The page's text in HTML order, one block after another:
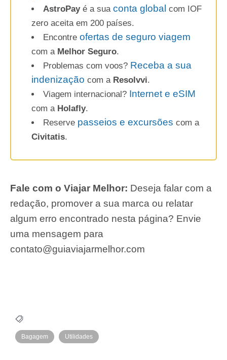
AstroPayé a sua conta global com IOF
zero aceita em 200 países.
Encontre ofertas de seguro viagem
com a Melhor Seguro.
Problemas com voos? Receba a sua
indenização com a Resolvvi.
Viagem internacional? Internet e eSIM
com a Holafly.
Reserve passeios e excursões com a
Civitatis.
Fale com o Viajar Melhor: Deseja falar com a
redação, promover a sua marca ou relatar
algum erro encontrado nesta página? Envie
uma mensagem para
contato@guiaviajarmelhor.com
Bagagem Utilidades